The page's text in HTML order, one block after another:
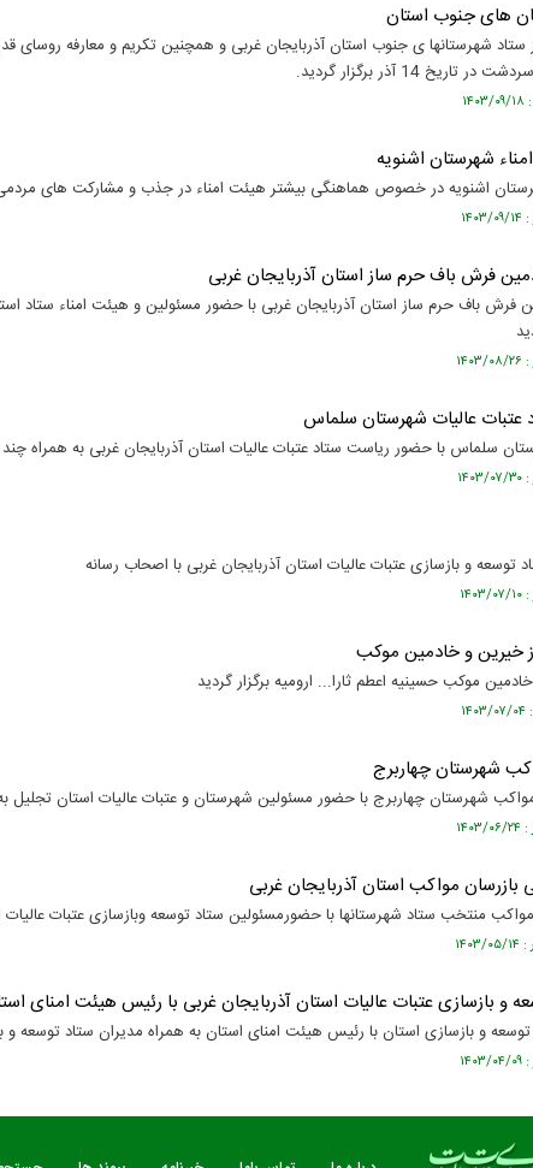
های جنوب استان
شهرستانها ی جنوب استان آذربایجان غربی و همچنین تکریم و معارفه روسای
14 آذر برگزار گردید.
شهرستان اشنویه
اشنویه در خصوص هماهنگی بیشتر هیئت امناء در جذب و مشارکت های
فرش باف حرم ساز استان آذربایجان غربی
باف حرم ساز استان آذربایجان غربی با حضور مسئولین و هیئت امناء ستاد
عتبات عالیات شهرستان سلماس
سلماس با حضور ریاست ستاد عتبات عالیات استان آذربایجان غربی به همراه چند
و بازسازی عتبات عالیات استان آذربایجان غربی با اصحاب رسانه
خیرین و خادمین موکب
موکب حسینیه اعطم ثارا... ارومیه برگزار گردید
شهرستان چهاربرج
بازرسان مواکب استان آذربایجان غربی
منتخب ستاد شهرستانها با حضورمسئولین ستاد توسعه وبازسازی عتبات عالیات
و بازسازی عتبات عالیات استان آذربایجان غربی با رئیس هیئت امنای
و بازسازی استان با رئیس هیئت امنای استان به همراه مدیران ستاد توسعه و